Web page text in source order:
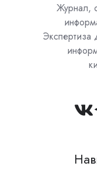
Журнал,
Экспертиза